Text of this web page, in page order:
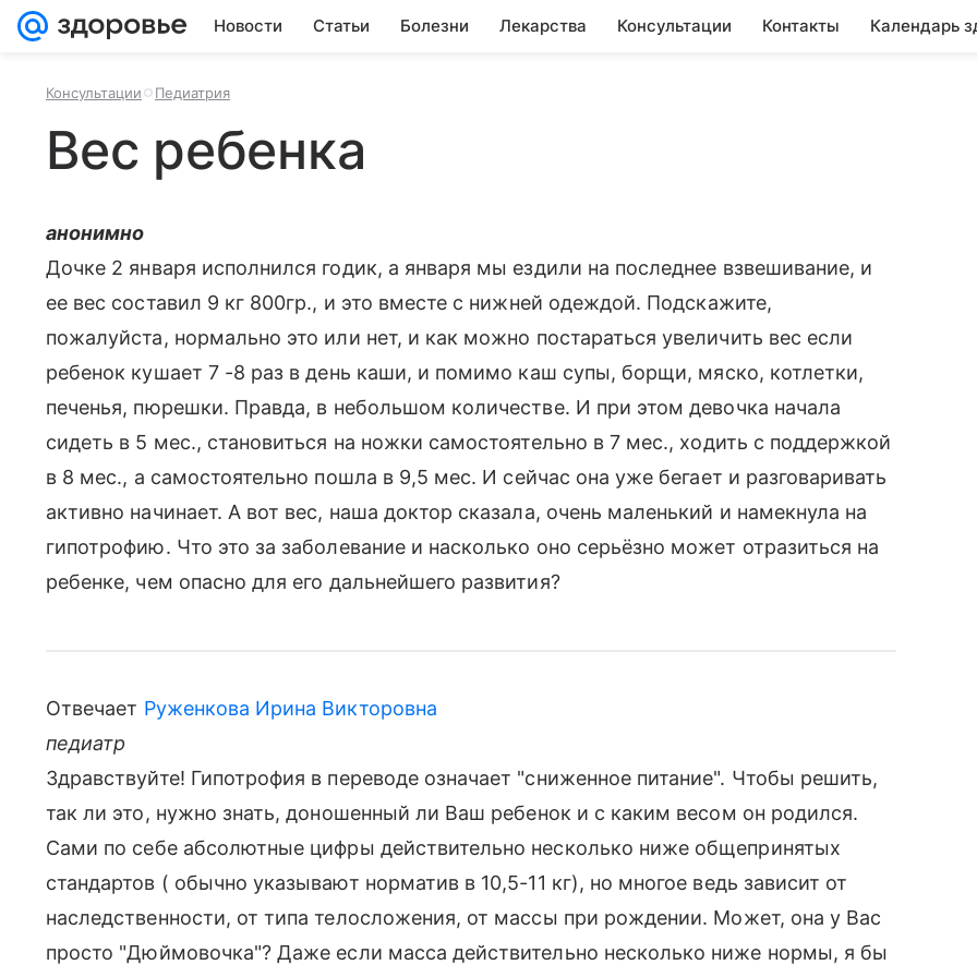
Новости Статьи Болезни Лекарства Консультации Контакты Календарь
Консультации Педиатрия
Вес ребенка
анонимно
Дочке 2 января исполнился годик, а января мы ездили на последнее взвешивание, и
ее вес составил 9 кг 800гр., и это вместе с нижней одеждой. Подскажите,
пожалуйста, нормально это или нет, и как можно постараться увеличить вес если
ребенок кушает 7 -8 раз в день каши, и помимо каш супы, борщи, мяско, котлетки,
печенья, пюрешки. Правда, в небольшом количестве. И при этом девочка начала
сидеть в 5 мес., становиться на ножки самостоятельно в 7 мес., ходить с поддержкой
в 8 мес., а самостоятельно пошла в 9,5 мес. И сейчас она уже бегает и разговаривать
активно начинает. А вот вес, наша доктор сказала, очень маленький и намекнула на
гипотрофию. Что это за заболевание и насколько оно серьёзно может отразиться на
ребенке, чем опасно для его дальнейшего развития?
Отвечает Руженкова Ирина Викторовна
педиатр
Здравствуйте! Гипотрофия в переводе означает "сниженное питание". Чтобы решить,
так ли это, нужно знать, доношенный ли Ваш ребенок и с каким весом он родился.
Сами по себе абсолютные цифры действительно несколько ниже общепринятых
стандартов ( обычно указывают норматив в 10,5-11 кг), но многое ведь зависит от
наследственности, от типа телосложения, от массы при рождении. Может, она у Вас
просто "Дюймовочка"? Даже если масса действительно несколько ниже нормы, я бы